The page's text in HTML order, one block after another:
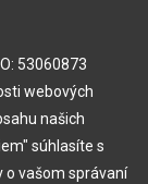
53060873
webových
našich
súhlasíte s
o vašom správaní